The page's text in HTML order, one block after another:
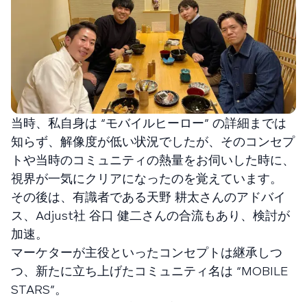
当時、私自身は “モバイルヒーロー” の詳細までは
知らず、解像度が低い状況でしたが、そのコンセプ
トや当時のコミュニティの熱量をお伺いした時に、
視界が一気にクリアになったのを覚えています。
その後は、有識者である天野 耕太さんのアドバイ
ス、Adjust社 谷口 健二さんの合流もあり、検討が
加速。
マーケターが主役といったコンセプトは継承しつ
つ、新たに立ち上げたコミュニティ名は “MOBILE
STARS”。